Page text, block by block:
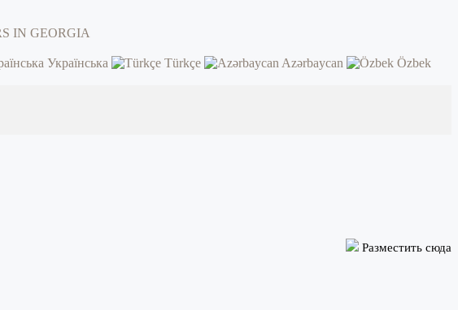
Українська Türkçe Azərbaycan
Özbek
Разместить сюда